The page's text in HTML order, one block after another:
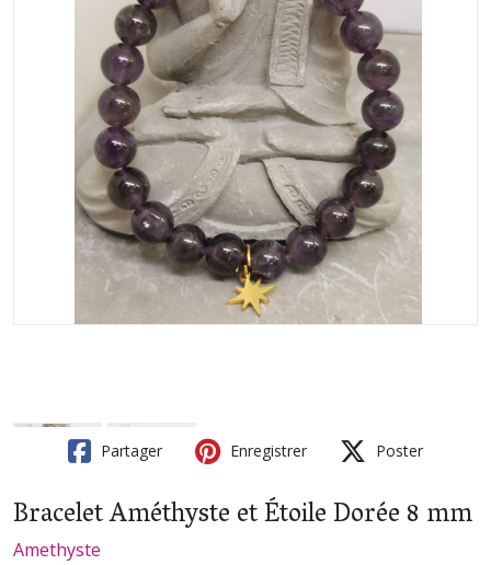
Partager Enregistrer Poster
Bracelet Améthyste et Étoile Dorée 8 mm
Amethyste